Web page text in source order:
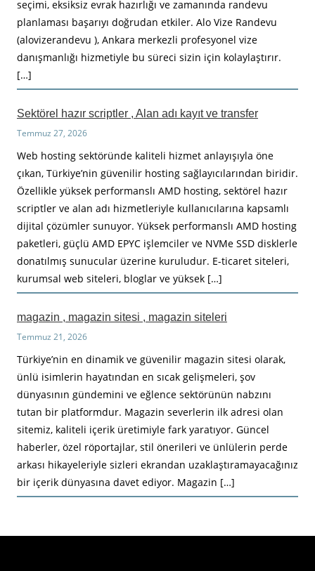
seçimi, eksiksiz evrak hazırlığı ve zamanında randevu
planlaması başarıyı doğrudan etkiler. Alo Vize Randevu
(alovizerandevu ), Ankara merkezli profesyonel vize
danışmanlığı hizmetiyle bu süreci sizin için kolaylaştırır.
[…]
Sektörel hazır scriptler , Alan adı kayıt ve transfer
Temmuz 27, 2026
Web hosting sektöründe kaliteli hizmet anlayışıyla öne
çıkan, Türkiye’nin güvenilir hosting sağlayıcılarından biridir.
Özellikle yüksek performanslı AMD hosting, sektörel hazır
scriptler ve alan adı hizmetleriyle kullanıcılarına kapsamlı
dijital çözümler sunuyor. Yüksek performanslı AMD hosting
paketleri, güçlü AMD EPYC işlemciler ve NVMe SSD disklerle
donatılmış sunucular üzerine kuruludur. E-ticaret siteleri,
kurumsal web siteleri, bloglar ve yüksek […]
magazin , magazin sitesi , magazin siteleri
Temmuz 21, 2026
Türkiye’nin en dinamik ve güvenilir magazin sitesi olarak,
ünlü isimlerin hayatından en sıcak gelişmeleri, şov
dünyasının gündemini ve eğlence sektörünün nabzını
tutan bir platformdur. Magazin severlerin ilk adresi olan
sitemiz, kaliteli içerik üretimiyle fark yaratıyor. Güncel
haberler, özel röportajlar, stil önerileri ve ünlülerin perde
arkası hikayeleriyle sizleri ekrandan uzaklaştıramayacağınız
bir içerik dünyasına davet ediyor. Magazin […]